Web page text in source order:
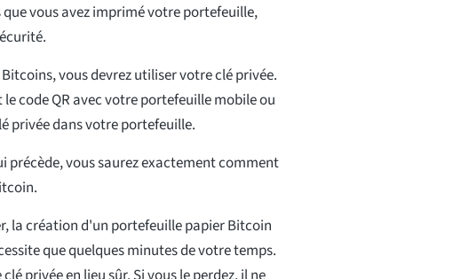
vous avez imprimé votre portefeuille,
vous devrez utiliser votre clé privée.
code QR avec votre portefeuille mobile ou
privée dans votre portefeuille.
précède, vous saurez exactement comment
la création d'un portefeuille papier Bitcoin
que quelques minutes de votre temps.